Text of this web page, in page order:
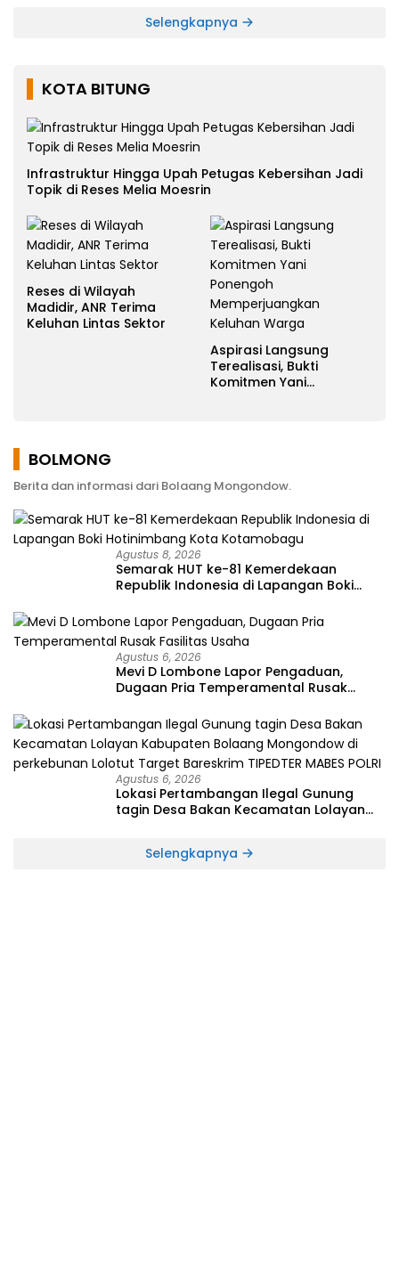
Selengkapnya
KOTA BITUNG
Infrastruktur Hingga Upah Petugas Kebersihan Jadi
Topik di Reses Melia Moesrin
Reses di Wilayah
Madidir, ANR Terima
Keluhan Lintas Sektor
Aspirasi Langsung
Terealisasi, Bukti
Komitmen Yani
BOLMONG
Berita dan informasi dari Bolaang Mongondow.
Agustus 8, 2026
Semarak HUT ke-81 Kemerdekaan
Republik Indonesia di Lapangan Boki
Agustus 6, 2026
Mevi D Lombone Lapor Pengaduan,
Dugaan Pria Temperamental Rusak
Agustus 6, 2026
Lokasi Pertambangan Ilegal Gunung
tagin Desa Bakan Kecamatan Lolayan
TIPEDTER MABES POLRI
Selengkapnya